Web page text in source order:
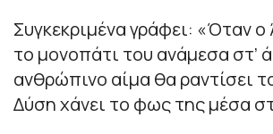
Συγκεκριμένα γράφει: «Όταν ο
το μονοπάτι του ανάμεσα στ’
ανθρώπινο αίμα θα ραντίσει
Δύση χάνει το φως της μέσα